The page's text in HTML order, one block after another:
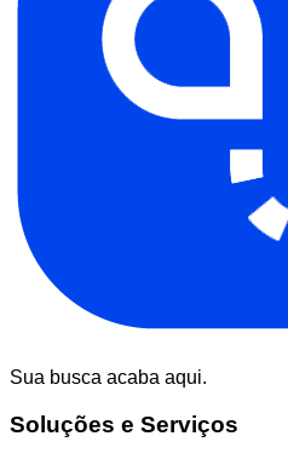
Sua busca acaba aqui.
Soluções e Serviços